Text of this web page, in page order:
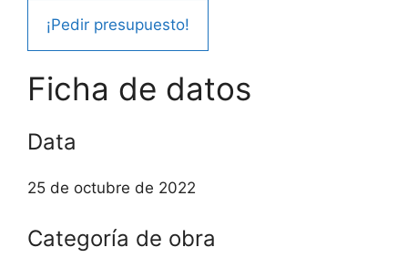
¡Pedir presupuesto!
Ficha de datos
Data
25 de octubre de 2022
Categoría de obra